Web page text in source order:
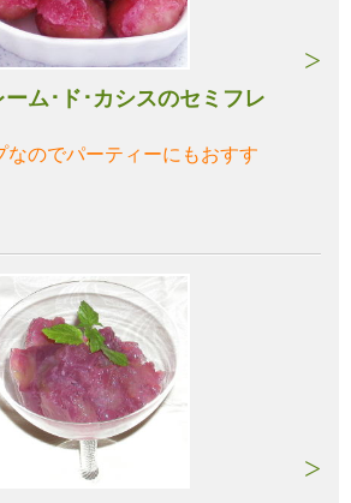
ム･ド･カシスのセミフレ
なのでパーティーにもおすす